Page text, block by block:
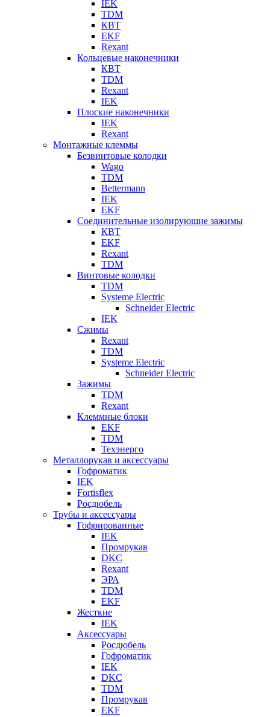
IEK
TDM
КВТ
EKF
Rexant
Кольцевые наконечники
КВТ
TDM
Rexant
IEK
Плоские наконечники
IEK
Rexant
Монтажные клеммы
Безвинтовые колодки
Wago
TDM
Bettermann
IEK
EKF
Соединительные изолирующие зажимы
КВТ
EKF
Rexant
TDM
Винтовые колодки
TDM
Systeme Electric
Schneider Electric
IEK
Сжимы
Rexant
TDM
Systeme Electric
Schneider Electric
Зажимы
TDM
Rexant
Клеммные блоки
EKF
TDM
Техэнерго
Металлорукав и аксессуары
Гофроматик
IEK
Fortisflex
Росдюбель
Трубы и аксессуары
Гофрированные
IEK
Промрукав
DKC
Rexant
ЭРА
TDM
EKF
Жесткие
IEK
Аксессуары
Росдюбель
Гофроматик
IEK
DKC
TDM
Промрукав
EKF